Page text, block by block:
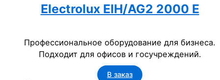
Electrolux EIH/AG2 2000 E
Профессиональное оборудование для бизнеса.
Подходит для офисов и госучреждений.
В заказ